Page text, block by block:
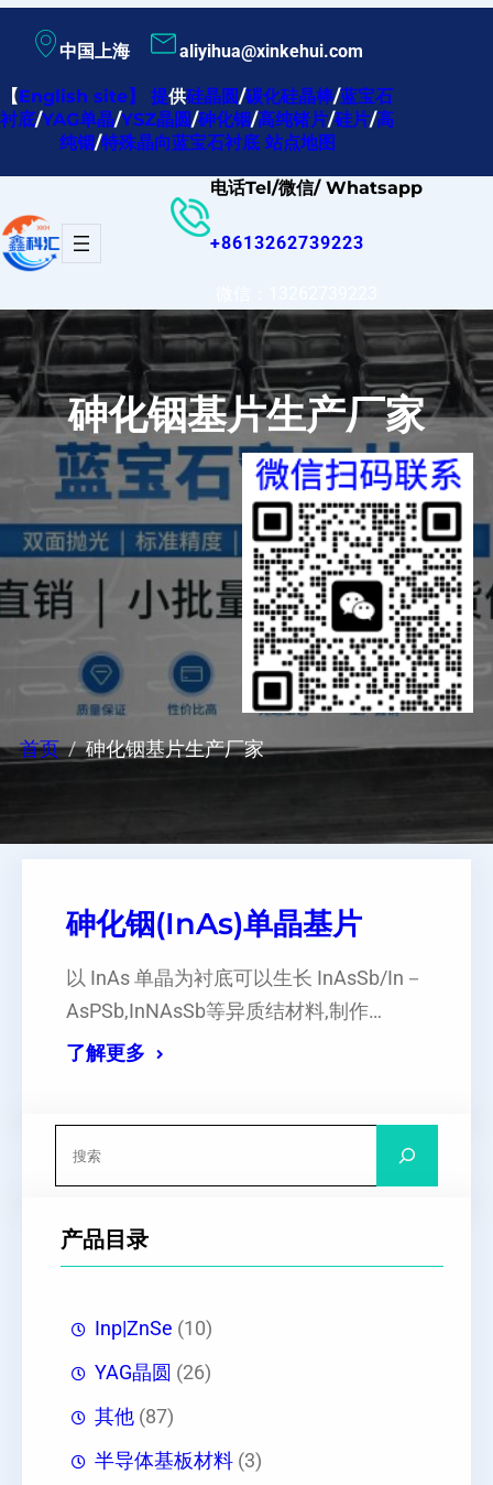
内
容
中国上海 aliyihua@xinkehui.com
【English site】提供硅晶圆/碳化硅晶棒/蓝宝石
衬底/YAG单晶/YSZ晶圆/砷化铟/高纯锗片/硅片/高
纯铟/特殊晶向蓝宝石衬底 站点地图
电话Tel/微信/ Whatsapp
+8613262739223
砷化铟基片生产厂家
首页 砷化铟基片生产厂家
砷化铟(InAs)单晶基片
以 InAs 单晶为衬底可以生长 InAsSb/In－
AsPSb,InNAsSb等异质结材料,制作…
了解更多
产品目录
Inp|ZnSe (10)
YAG晶圆 (26)
其他 (87)
半导体基板材料 (3)